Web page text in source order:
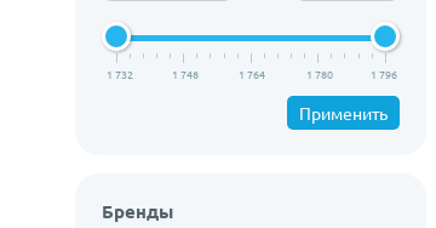
1 732 1 748 1 764 1 780 1 796
Применить
Бренды